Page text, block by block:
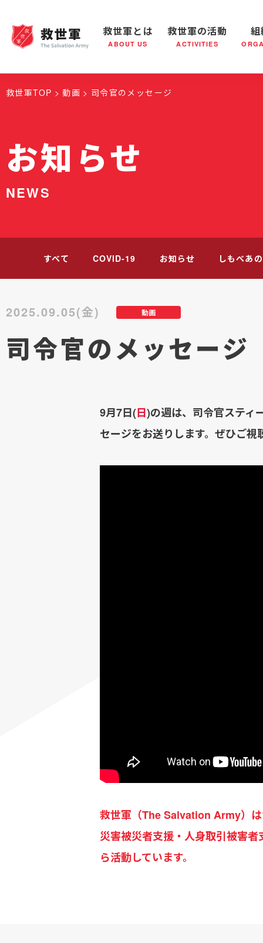
救世軍とは
ABOUT US
救世軍とは 世界が抱えている社会問題 救世軍
救世軍の活動
ACTIVITIES
救世軍の活動 社会鍋
組織概要
救世軍TOP 動画 司令官のメッセージ
お知らせ
NEWS
すべて COVID-19 お知らせ しもべあ
動画
2025.09.05(金)
司令官のメッセージ
9月7日(日)の週は、司令官スティ
セージをお送りします。ぜひご視
救世軍（The Salvation Army）
災害被災者支援・人身取引被害
ら活動しています。